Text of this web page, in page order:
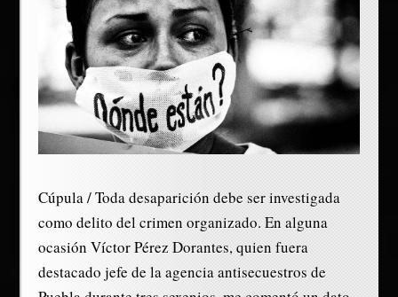
Cúpula / Toda desaparición debe ser investigada
como delito del crimen organizado. En alguna
ocasión Víctor Pérez Dorantes, quien fuera
destacado jefe de la agencia antisecuestros de